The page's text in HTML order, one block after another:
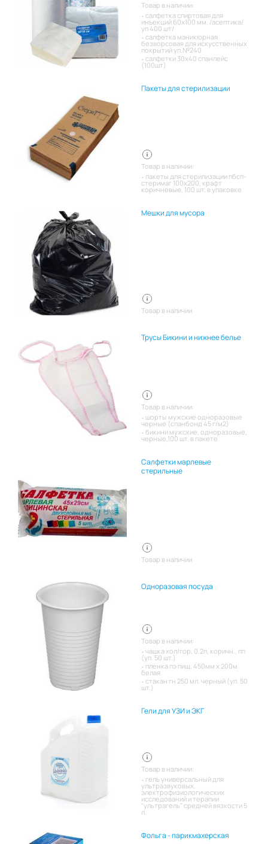
Товар в наличии:
салфетка спиртовая для
инъекций 60х100 мм. /асептика/
уп 400 шт/
салфетка маникюрная
безворсовая для искусственных
покрытий уп.№240
салфетки 30х40 спанлейс
(100шт)
Пакеты для стерилизации
Товар в наличии:
пакеты для стерилизации пбсп-
стеримаг 100х200, крафт
коричневые, 100 шт. в упаковке
Мешки для мусора
Товар в наличии
Трусы Бикини и нижнее белье
Товар в наличии:
шорты мужские одноразовые
черные (спанбонд 45 г/м2)
бикини мужские, одноразовые,
черные,100 шт. в пакете
Салфетки марлевые
стерильные
Товар в наличии
Одноразовая посуда
Товар в наличии:
чашка хол/гор, 0.2л, коричн., пп
(уп. 50 шт.)
пленка пэ пищ. 450мм х 200м
белая
стакан гн 250 мл. черный (уп. 50
шт.)
Гели для УЗИ и ЭКГ
Товар в наличии:
гель универсальный для
ультразвуковых,
электрофизиологических
исследований и терапии
"ультрагель" средней вязкости 5
л.
Фольга - парикмахерская